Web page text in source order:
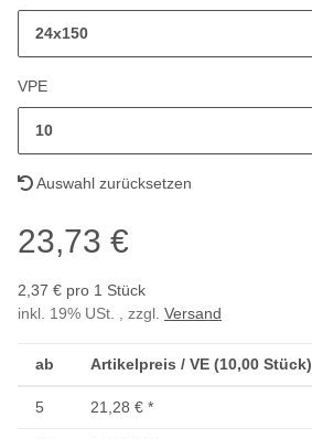
24x150
VPE
10
Auswahl zurücksetzen
23,73 €
2,37 € pro 1 Stück
inkl. 19% USt. , zzgl. Versand
ab Artikelpreis / VE (10,00 Stück)
5 21,28 € *